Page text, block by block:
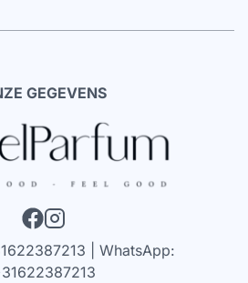
GEGEVENS
| WhatsApp: